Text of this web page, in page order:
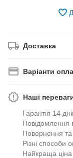
Доставка
Варіанти
Наші
Гарантія 14
Повідомлення
Повернення та
Різні способи
Найкраща ціна